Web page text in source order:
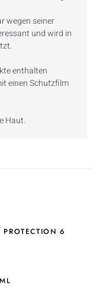
wegen seiner
und wird in
enthalten
einen Schutzfilm
Haut.
PROTECTION 6
ML